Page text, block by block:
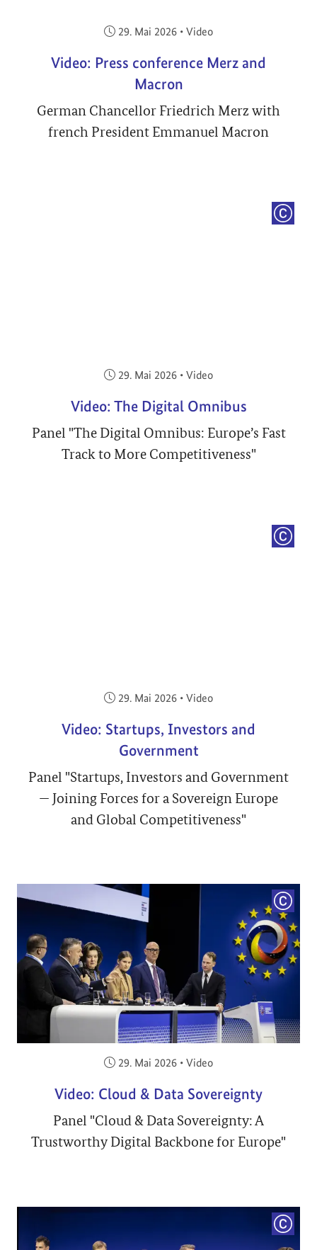
Veröffentlicht am:
29. Mai 2026 • Video
Video: Press conference Merz and
Macron
German Chancellor Friedrich Merz with
french President Emmanuel Macron
Veröffentlicht am:
29. Mai 2026 • Video
Video: The Digital Omnibus
Panel "The Digital Omnibus: Europe’s Fast
Track to More Competitiveness"
Veröffentlicht am:
29. Mai 2026 • Video
Video: Startups, Investors and
Government
Panel "Startups, Investors and Government
— Joining Forces for a Sovereign Europe
and Global Competitiveness"
Veröffentlicht am:
29. Mai 2026 • Video
Video: Cloud & Data Sovereignty
Panel "Cloud & Data Sovereignty: A
Trustworthy Digital Backbone for Europe"